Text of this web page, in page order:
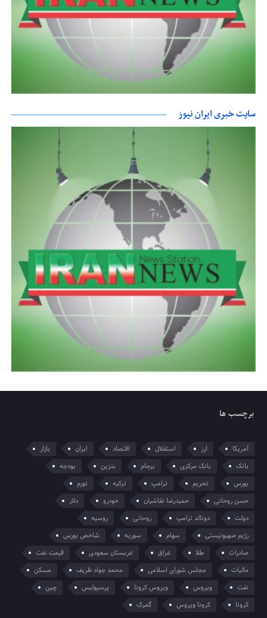
سایت خبری ایران نیوز
برچسب ها
آمریکا ارز استقلال اقتصاد ایران
بازار
بانک
بانک مرکزی برجام بنزین
بودجه
بورس
تحریم ترامپ ترکیه
تورم
حسن روحانی
حمیدرضا نقاشیان خودرو
دلار
دولت
دونالد ترامپ روحانی
روسیه
رژیم صهیونیستی
سهام سوریه
شاخص بورس
صادرات
طلا عراق عربستان سعودی
قیمت نفت
مالیات
مجلس شورای اسلامی محمد جواد ظریف
مسکن
نفت
ویروس ویروس کرونا پرسپولیس
چین
کرونا
کرونا ویروس گمرک